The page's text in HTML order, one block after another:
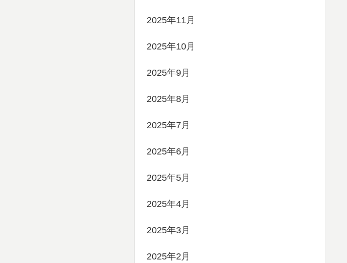
2025年11月
2025年10月
2025年9月
2025年8月
2025年7月
2025年6月
2025年5月
2025年4月
2025年3月
2025年2月